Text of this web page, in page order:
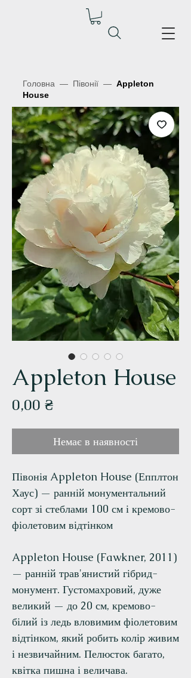
Головна — Півонії — Appleton
House
Appleton House
0,00 ₴Ціна
Немає в наявності
Півонія Appleton House (Епплтон
Хаус) — ранній монументальний
сорт зі стеблами 100 см і кремово-
фіолетовим відтінком
Appleton House (Fawkner, 2011)
— ранній трав'янистий гібрид-
монумент. Густомахровий, дуже
великий — до 20 см, кремово-
білий із ледь вловимим фіолетовим
відтінком, який робить колір живим
і незвичайним. Пелюсток багато,
квітка пишна і величава.